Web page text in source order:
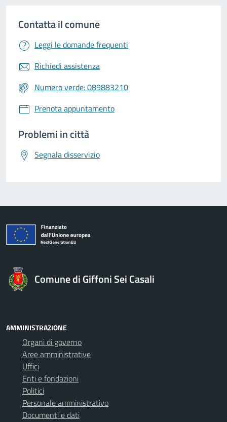
Contatta il comune
Leggi le domande frequenti
Richiedi assistenza
Numero verde: 089883210
Prenota appuntamento
Problemi in città
Segnala disservizio
Comune di Giffoni Sei Casali
AMMINISTRAZIONE
Organi di governo
Aree amministrative
Uffici
Enti e fondazioni
Politici
Personale amministrativo
Documenti e dati